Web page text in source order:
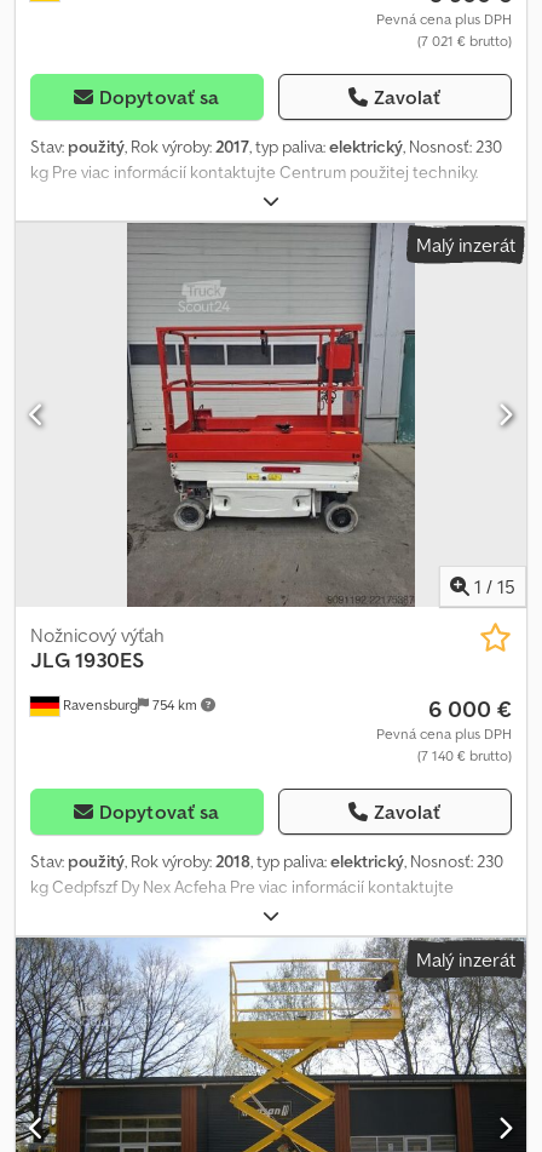
Pevná cena plus DPH
(7 021 € brutto)
Dopytovať sa Zavolať
Stav: použitý, Rok výroby:2017, typ paliva:elektrický, Nosnosť: 230
kg Pre viac informácií kontaktujte Centrum použitej techniky.
Malý inzerát
1 / 15
Ravensburg 754 km
Nožnicový výťah
JLG1930ES
6 000 €
Pevná cena plus DPH
(7 140 € brutto)
Dopytovať sa Zavolať
Stav: použitý, Rok výroby: 2018, typ paliva:elektrický, Nosnosť: 230
kg Cedpfszf Dy Nex Acfeha Pre viac informácií kontaktujte
Malý inzerát